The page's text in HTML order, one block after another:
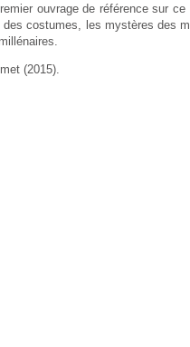
ouvrage de référence sur
costumes, les mystères des
(2015).